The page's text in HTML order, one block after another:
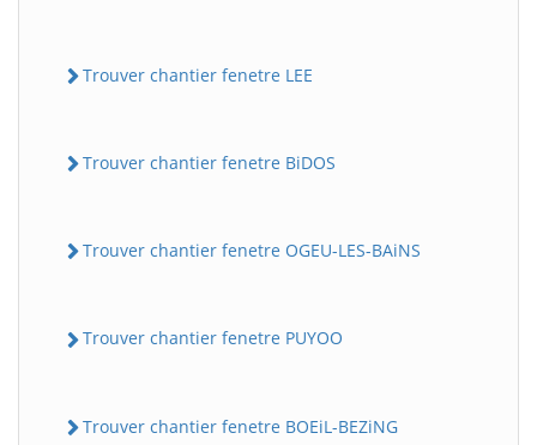
Trouver chantier fenetre LEE
Trouver chantier fenetre BiDOS
Trouver chantier fenetre OGEU-LES-BAiNS
Trouver chantier fenetre PUYOO
Trouver chantier fenetre BOEiL-BEZiNG